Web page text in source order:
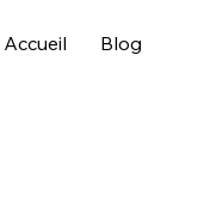
Accueil Blog